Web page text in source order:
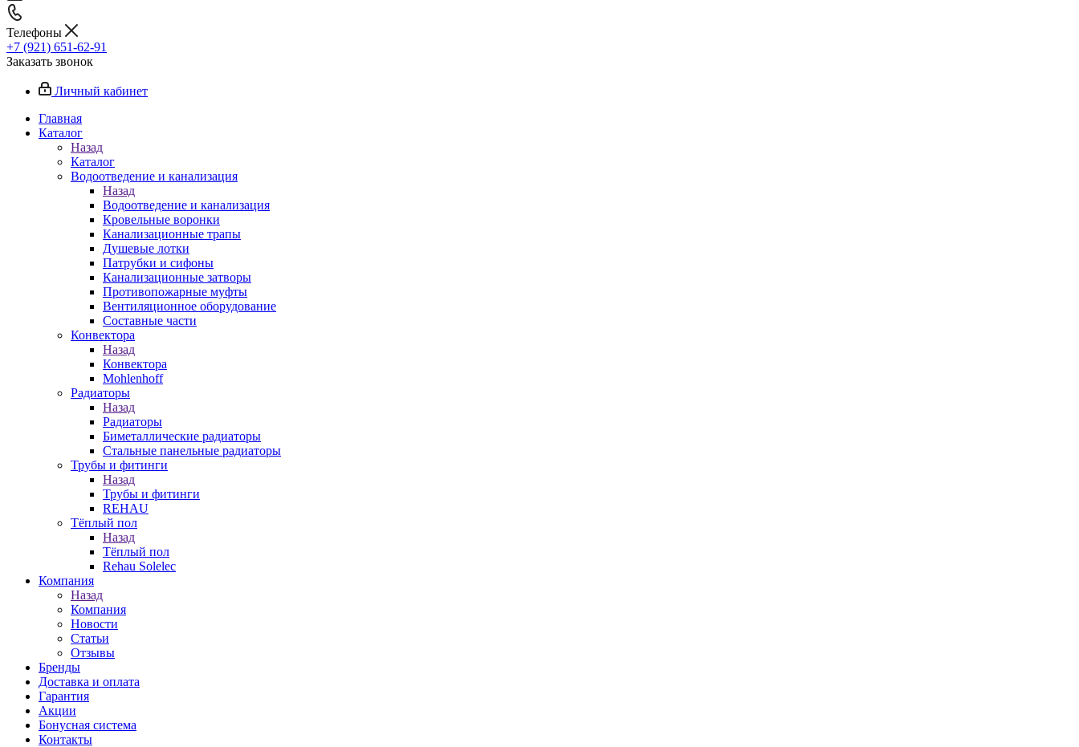
Телефоны
+7 (921) 651-62-91
Заказать звонок
Личный кабинет
Главная
Каталог
Назад
Каталог
Водоотведение и канализация
Назад
Водоотведение и канализация
Кровельные воронки
Канализационные трапы
Душевые лотки
Патрубки и сифоны
Канализационные затворы
Противопожарные муфты
Вентиляционное оборудование
Составные части
Конвектора
Назад
Конвектора
Mohlenhoff
Радиаторы
Назад
Радиаторы
Биметаллические радиаторы
Стальные панельные радиаторы
Трубы и фитинги
Назад
Трубы и фитинги
REHAU
Тёплый пол
Назад
Тёплый пол
Rehau Solelec
Компания
Назад
Компания
Новости
Статьи
Отзывы
Бренды
Доставка и оплата
Гарантия
Акции
Бонусная система
Контакты